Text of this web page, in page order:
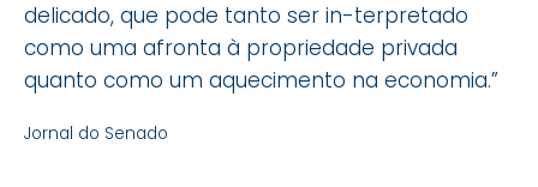
delicado, que pode tanto ser in-terpretado
como uma afronta à propriedade privada
quanto como um aquecimento na economia.”
Jornal do Senado